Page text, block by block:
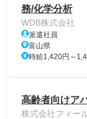
務/化学分析
WDB株式会社
派遣社員
富山県
時給1,420円～
高齢者向けア
株式会社フィー